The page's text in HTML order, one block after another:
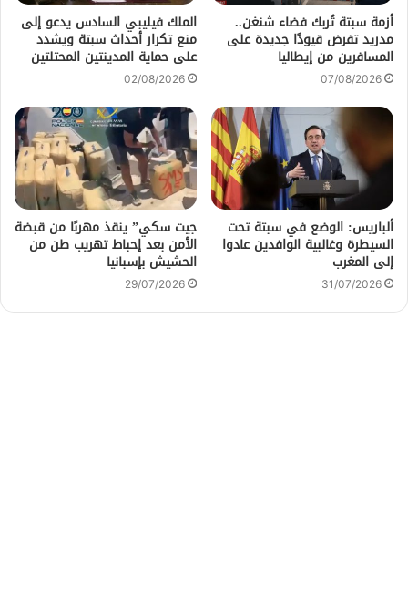
أزمة سبتة تُربك فضاء شنغن..
مدريد تفرض قيودًا جديدة على
المسافرين من إيطاليا
07/08/2026
الملك فيليبي السادس يدعو إلى
منع تكرار أحداث سبتة ويشدد
على حماية المدينتين المحتلتين
02/08/2026
ألباريس: الوضع في سبتة تحت
السيطرة وغالبية الوافدين عادوا
إلى المغرب
31/07/2026
جيت سكي” ينقذ مهربًا من قبضة
الأمن بعد إحباط تهريب طن من
الحشيش بإسبانيا
29/07/2026